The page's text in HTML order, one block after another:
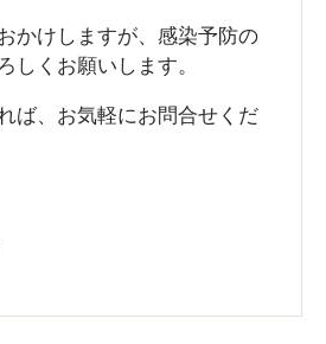
かけしますが、感染予防の
しくお願いします。
ば、お気軽にお問合せくだ